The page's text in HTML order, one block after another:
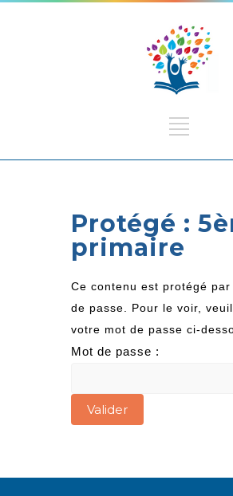
Protégé :
primaire
Ce contenu est protégé par
de passe. Pour le voir,
votre mot de passe ci-
Mot de passe :